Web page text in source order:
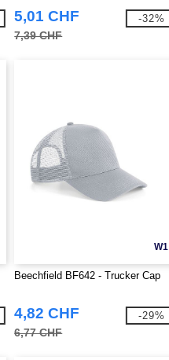
5,01 CHF
7,39 CHF
-32%
W1
Beechfield BF642 - Trucker Cap
4,82 CHF
6,77 CHF
-29%